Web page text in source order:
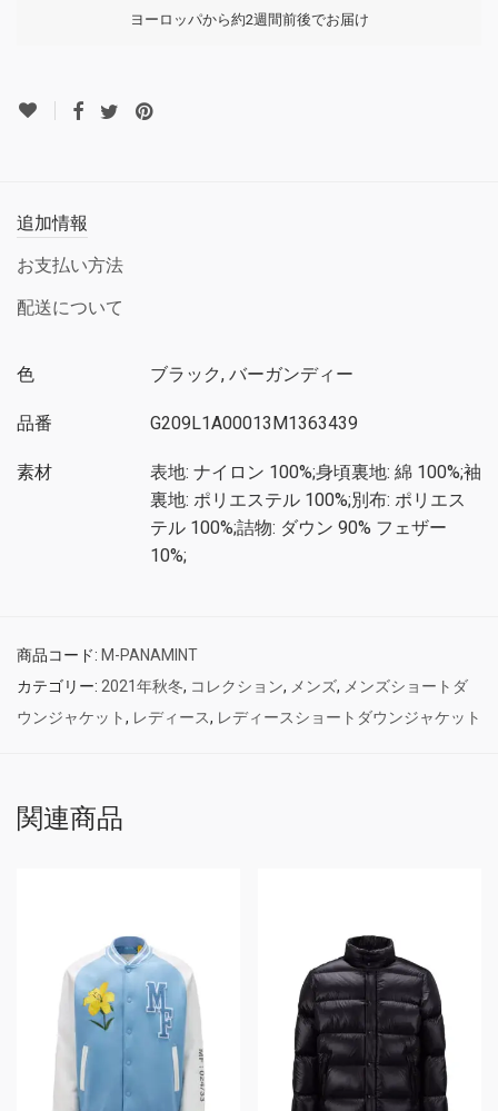
ヨーロッパから約2週間前後でお届け
追加情報
お支払い方法
配送について
色 ブラック, バーガンディー
品番 G209L1A00013M1363439
素材
表地: ナイロン 100%;身頃裏地: 綿 100%;袖
裏地: ポリエステル 100%;別布: ポリエス
テル 100%;詰物: ダウン 90% フェザー
10%;
商品コード: M-PANAMINT
カテゴリー: 2021年秋冬, コレクション, メンズ, メンズショートダ
ウンジャケット, レディース, レディースショートダウンジャケット
関連商品